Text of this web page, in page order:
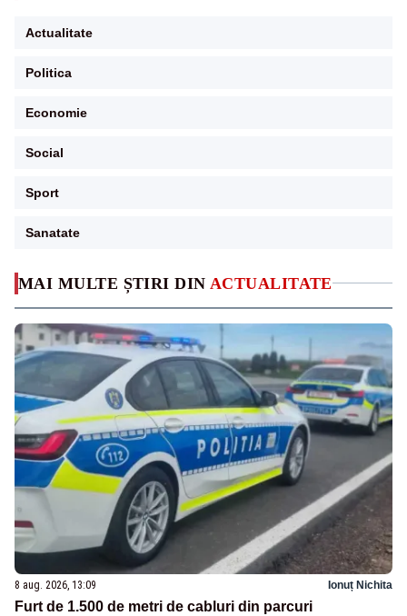
MAI MULTE ȘTIRI DIN ACTUALITATE
8 aug. 2026, 13:09 Ionuț Nichita
Furt de 1.500 de metri de cabluri din parcuri
Actualitate
Politica
Economie
Social
Sport
Sanatate